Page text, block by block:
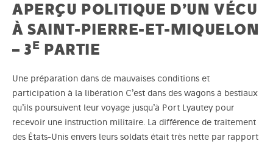
APERÇU POLITIQUE D’UN VÉCU
À SAINT-PIERRE-ET-MIQUELON
– 3E PARTIE
Une préparation dans de mauvaises conditions et
participation à la libération C’est dans des wagons à bestiaux
qu’ils poursuivent leur voyage jusqu’à Port Lyautey pour
recevoir une instruction militaire. La différence de traitement
des États-Unis envers leurs soldats était très nette par rapport